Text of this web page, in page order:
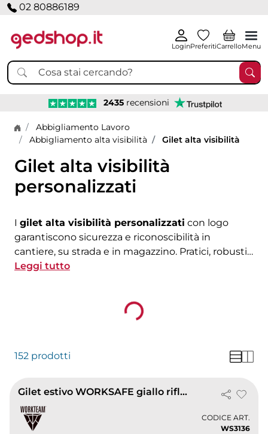
02 80886189
LoginPreferitiCarrelloMenu
2435 recensioni
Home page
Abbigliamento Lavoro
Abbigliamento alta visibilità
Gilet alta visibilità
Gilet alta visibilità
personalizzati
I gilet alta visibilità personalizzati con logo
garantiscono sicurezza e riconoscibilità in
cantiere, su strada e in magazzino. Pratici, robusti
e indispensabili sul lavoro, ogni modello di gilet
Leggi tutto
Loading...
152 prodotti
Gilet estivo WORKSAFE giallo riflettente con tasche e zip
CODICE ART.
WS3136